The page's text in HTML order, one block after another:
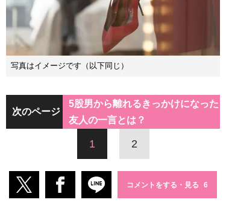
写真はイメージです（以下同じ）
次のページ
5股男から離れるきっかけになった
友人の一言とは？
1 2
コメントをする・見る